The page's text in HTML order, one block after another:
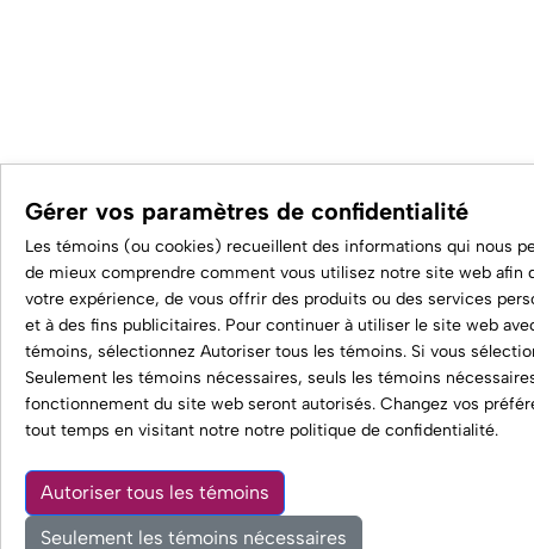
Gérer vos paramètres de confidentialité
Les témoins (ou cookies) recueillent des informations qui nous
de mieux comprendre comment vous utilisez notre site web afin
votre expérience, de vous offrir des produits ou des services
et à des fins publicitaires. Pour continuer à utiliser le site web
témoins, sélectionnez Autoriser tous les témoins. Si vous
Seulement les témoins nécessaires, seuls les témoins
fonctionnement du site web seront autorisés. Changez vos
tout temps en visitant notre notre politique de confidentialité.
Autoriser tous les témoins
Seulement les témoins nécessaires